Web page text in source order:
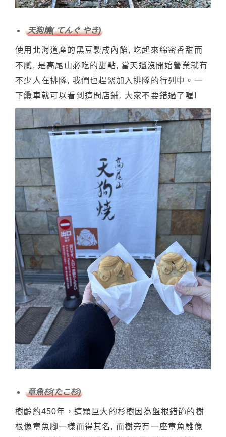
天狗燒( てんぐ やき)
使用北海道產的黑豆製成內餡, 吃起來綿密香甜而
不膩, 是高尾山必吃的甜點, 當天還沒開始營業就有
不少人在排隊, 我們也趕緊加入排隊的行列中。一
下纜車就可以看到這間店鋪, 大家不要錯過了喔!
章魚杉(たこ杉)
樹齡約450年，這顆巨大的杉樹因為盤根錯節的樹
根像章魚腳一樣而得其名, 而樹旁有一座章魚雕像